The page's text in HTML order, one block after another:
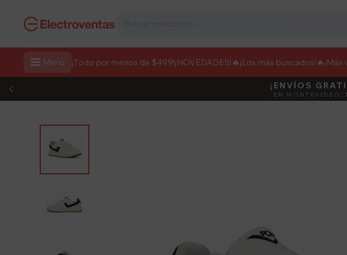
 Menú ¡Todo por menos de $499!¡NOVEDADES! 🔥¡Los más buscados!🔥 ¡Más
¡ENVÍOS
EN MONTEVIDEO,